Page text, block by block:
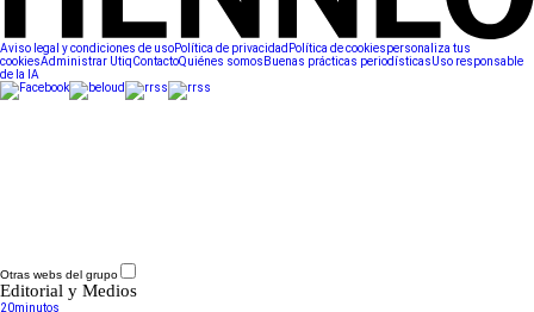
Aviso legal y condiciones de usoPolítica de privacidad Política de cookiespersonaliza tus
cookiesAdministrar UtiqContactoQuiénes somos Buenas prácticas periodísticasUso responsable
de la IA
Otras webs del grupo
Editorial y Medios
20minutos